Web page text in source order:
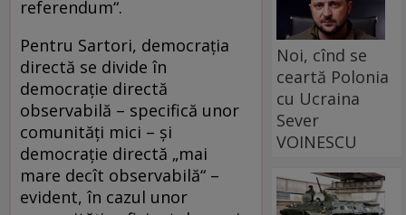
referendum“.
Pentru Sartori, democrația
directă se divide în
democrație directă
observabilă – specifică unor
comunități mici – și
democrație directă „mai
mare decît observabilă“ –
evident, în cazul unor
Noi, cînd se
ceartă Polonia
cu Ucraina
Sever
VOINESCU